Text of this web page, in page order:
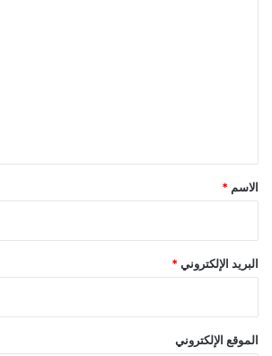
*
الاسم *
البريد الإلكتروني *
الموقع الإلكتروني